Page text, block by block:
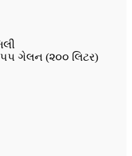
ગેલન (૨૦૦ લિટર)